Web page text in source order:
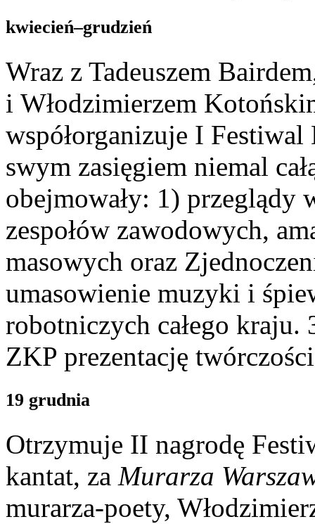
kwiecień–grudzień
Wraz z Tadeuszem
i Włodzimierzem
współorganizuje I
swym zasięgiem niemal
obejmowały: 1) przeglądy
zespołów zawodowych,
masowych oraz
umasowienie muzyki i
robotniczych całego kraju.
ZKP prezentację
19 grudnia
Otrzymuje II nagrodę
kantat, za Murarza
murarza-poety,